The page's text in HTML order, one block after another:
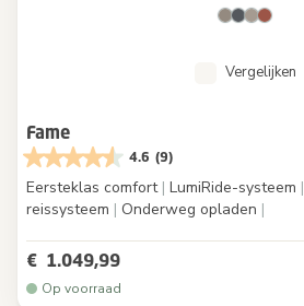
Vergelijken
Fame
4.6 (9)
Eersteklas comfort | LumiRide-systeem |
reissysteem | Onderweg opladen |
€ 1.049,99
Op voorraad